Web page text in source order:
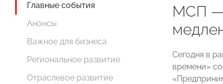
Главные события
Анонсы
Важное для бизнеса
Региональное развитие
Отраслевое развитие
МСП —
Сегодня в
времени»